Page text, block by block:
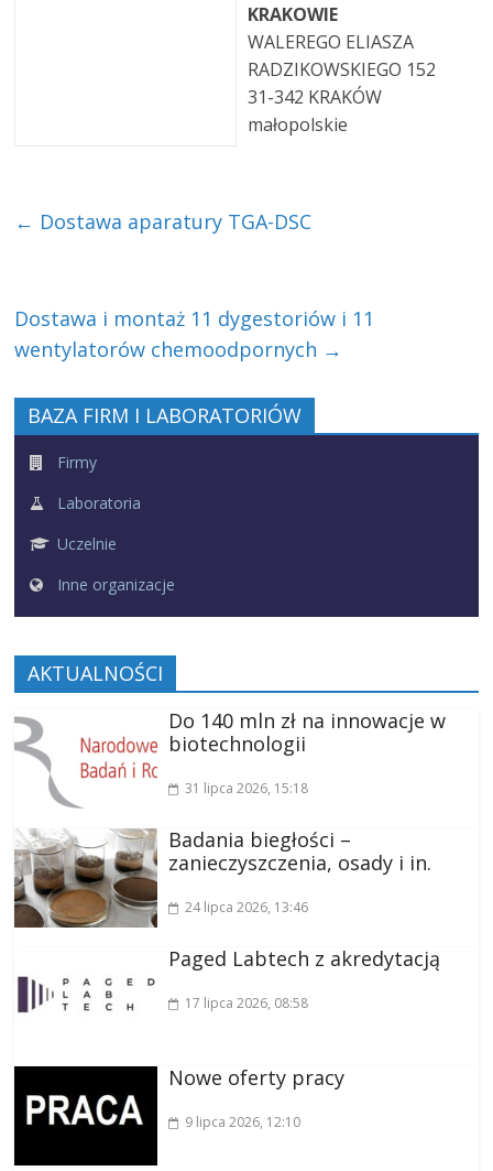
KRAKOWIE
WALEREGO ELIASZA
RADZIKOWSKIEGO 152
31-342 KRAKÓW
małopolskie
← Dostawa aparatury TGA-DSC
Dostawa i montaż 11 dygestoriów i 11
wentylatorów chemoodpornych →
BAZA FIRM I LABORATORIÓW
Firmy
Laboratoria
Uczelnie
Inne organizacje
AKTUALNOŚCI
Do 140 mln zł na innowacje w
biotechnologii
31 lipca 2026, 15:18
Badania biegłości –
zanieczyszczenia, osady i in.
24 lipca 2026, 13:46
Paged Labtech z akredytacją
17 lipca 2026, 08:58
Nowe oferty pracy
9 lipca 2026, 12:10